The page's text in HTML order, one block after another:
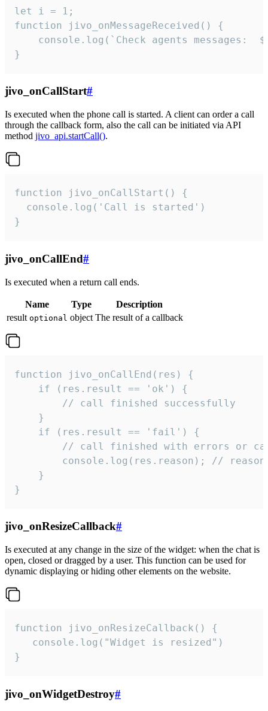
let i = 1;
function jivo_onMessageReceived() {
}
jivo_onCallStart#
Is executed when the phone call is started. A client can order a call
through the callback form, also the call can be initiated via API
method jivo_api.startCall().
function jivo_onCallStart() {
  console.log('Call is started')
}
jivo_onCallEnd#
Is executed when a return call ends.
Name Type
Description
result optional object The result of a callback
function jivo_onCallEnd(res) {
    if (res.result == 'ok') {
        // call finished successfully
    }
    if (res.result == 'fail') {
// call finished with errors or
console.log(res.reason); //
    }
}
jivo_onResizeCallback#
Is executed at any change in the size of the widget: when the chat is
open, closed or dragged by a user. This function can be used for
dynamic displaying or hiding other elements on the website.
function jivo_onResizeCallback() {
   console.log("Widget is resized")
}
jivo_onWidgetDestroy#